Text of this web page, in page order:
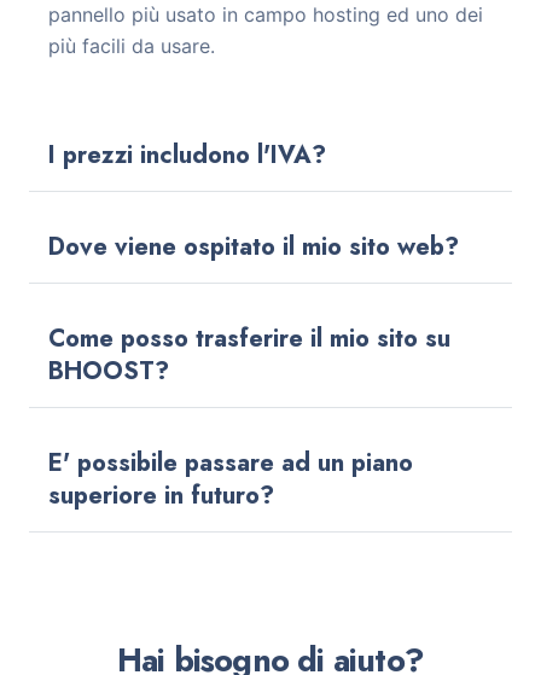
pannello più usato in campo hosting ed uno dei
più facili da usare.
I prezzi includono l'IVA?
Dove viene ospitato il mio sito web?
Come posso trasferire il mio sito su
BHOOST?
E' possibile passare ad un piano
superiore in futuro?
Hai bisogno di aiuto?